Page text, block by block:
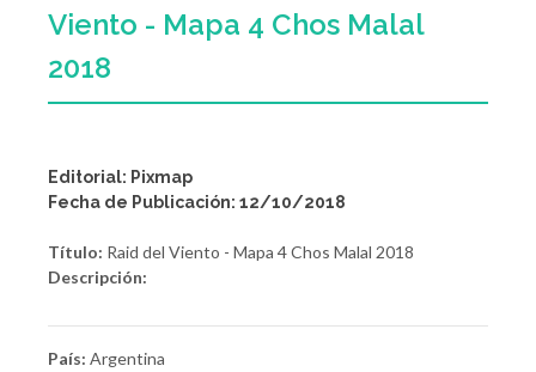
Viento - Mapa 4 Chos Malal
2018
Editorial: Pixmap
Fecha de Publicación: 12/10/2018
Título: Raid del Viento - Mapa 4 Chos Malal 2018
Descripción:
País: Argentina